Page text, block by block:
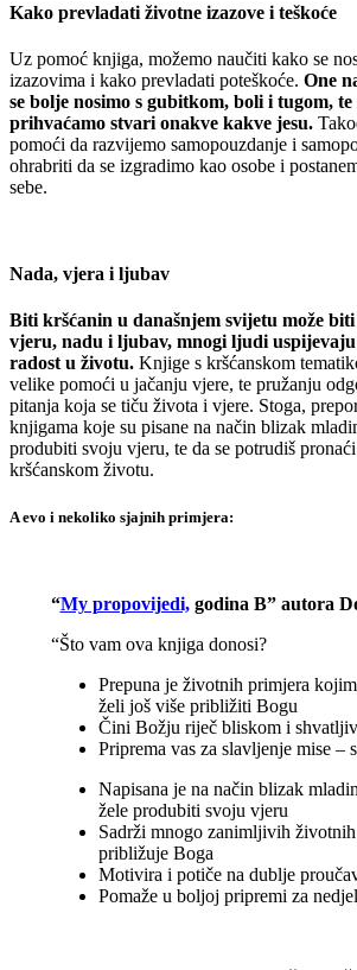
Kako prevladati životne izazove i teškoće
Uz pomoć knjiga, možemo naučiti kako se
izazovima i kako prevladati poteškoće. One
se bolje nosimo s gubitkom, boli i tugom,
prihvaćamo stvari onakve kakve jesu.
pomoći da razvijemo samopouzdanje i
ohrabriti da se izgradimo kao osobe i
sebe.
Nada, vjera i ljubav
Biti kršćanin u današnjem svijetu može
vjeru, nadu i ljubav, mnogi ljudi
radost u životu. Knjige s kršćanskom
velike pomoći u jačanju vjere, te pružanju
pitanja koja se tiču života i vjere. Stoga,
knjigama koje su pisane na način blizak
produbiti svoju vjeru, te da se potrudiš
kršćanskom životu.
A evo i nekoliko sjajnih primjera:
“My propovijedi,godina B” autora
“Što vam ova knjiga donosi?
Prepuna je životnih primjera
želi još više približiti Bogu
Čini Božju riječ bliskom i
Priprema vas za slavljenje mise –
Napisana je na način blizak
žele produbiti svoju vjeru
Sadrži mnogo zanimljivih
približuje Boga
Motivira i potiče na dublje
Pomaže u boljoj pripremi za